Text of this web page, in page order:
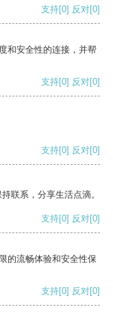
支持[0] 反对[0]
和安全性的连接，并帮
支持[0] 反对[0]
支持[0] 反对[0]
联系，分享生活点滴。
支持[0] 反对[0]
的流畅体验和安全性保
支持[0] 反对[0]